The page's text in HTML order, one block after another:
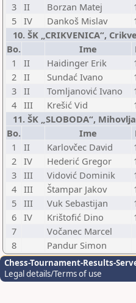
3 II Borzan Matej
5 IV Dankoš Mislav
10. ŠK „CRIKVENICA“,
Bo.
Ime
1
II Haidinger Erik
2 II Sundać Ivano
3 II Tomljanović Ivano
4 III Krešić Vid
11. ŠK „SLOBODA“,
Bo.
Ime
1
II Karlovčec David
2 IV Hederić Gregor
3 III Vidović Dominik
4 III Štampar Jakov
5 III Vuk Sebastijan
6 IV Krištofić Dino
7
Vočanec Marcel
8
Pandur Simon
Chess-Tournament-Results-
Legal details/Terms of use